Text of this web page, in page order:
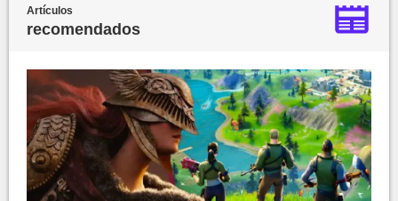
Artículos
recomendados